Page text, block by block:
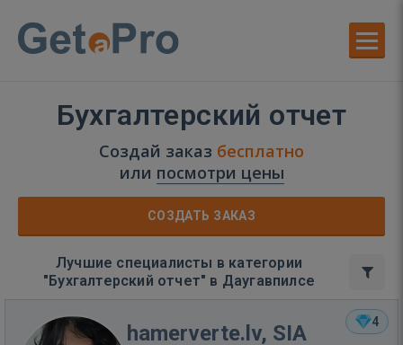
Бухгалтерский отчет
Создай заказ бесплатно
или посмотри цены
СОЗДАТЬ ЗАКАЗ
Лучшие специалисты в категории
"Бухгалтерский отчет" в Даугавпилсе
4
hamerverte.lv, SIA